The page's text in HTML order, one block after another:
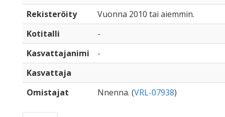
Rekisteröity
Vuonna 2010 tai aiemmin.
Kotitalli
-
Kasvattajanimi
-
Kasvattaja
Omistajat
Nnenna. (VRL-07938)